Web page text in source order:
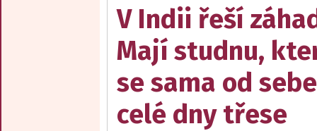
V Indii řeší
Mají studnu,
se sama od sebe
celé dny třese